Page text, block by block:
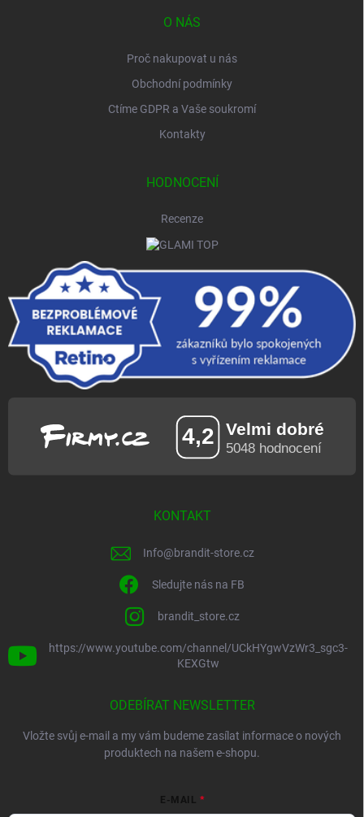
O NÁS
Proč nakupovat u nás
Obchodní podmínky
Ctíme GDPR a Vaše soukromí
Kontakty
HODNOCENÍ
Recenze
KONTAKT
Info@brandit-store.cz
Sledujte nás na FB
brandit_store.cz
https://www.youtube.com/channel/UCkHYgwVzWr3_sgc3-
KEXGtw
ODEBÍRAT NEWSLETTER
Vložte svůj e-mail a my vám budeme zasílat informace o nových
produktech na našem e-shopu.
E-MAIL